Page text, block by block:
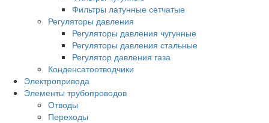
Фильтры латунные сетчатые
Регуляторы давления
Регуляторы давления чугунные
Регуляторы давления стальные
Регулятор давления газа
Конденсатоотводчики
Электропривода
Элементы трубопроводов
Отводы
Переходы